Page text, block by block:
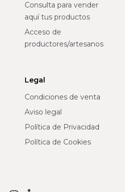
Consulta para vender
aquí tus productos
Acceso de
productores/artesanos
Legal
Condiciones de venta
Aviso legal
Política de Privacidad
Política de Cookies